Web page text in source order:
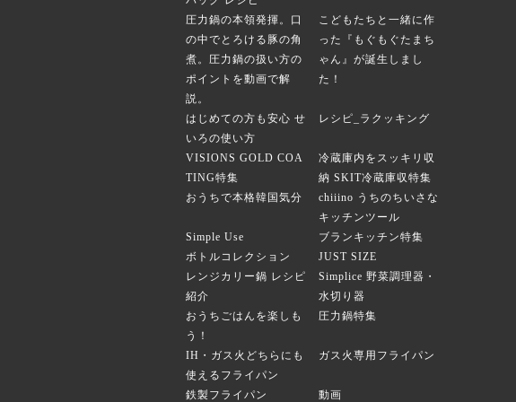
圧力鍋の本領発揮。口
の中でとろける豚の角
煮。圧力鍋の扱い方の
ポイントを動画で解
説。
こどもたちと一緒に作
った『もぐもぐたまち
ゃん』が誕生しまし
た！
はじめての方も安心 せ
いろの使い方
レシピ_ラクッキング
VISIONS GOLD COA
TING特集
冷蔵庫内をスッキリ収
納 SKIT冷蔵庫収特集
おうちで本格韓国気分
chiiino うちのちいさな
キッチンツール
Simple Use
ブランキッチン特集
ボトルコレクション
JUST SIZE
レンジカリー鍋 レシピ
紹介
Simplice 野菜調理器・
水切り器
おうちごはんを楽しも
う！
圧力鍋特集
IH・ガス火どちらにも
使えるフライパン
ガス火専用フライパン
鉄製フライパン 動画